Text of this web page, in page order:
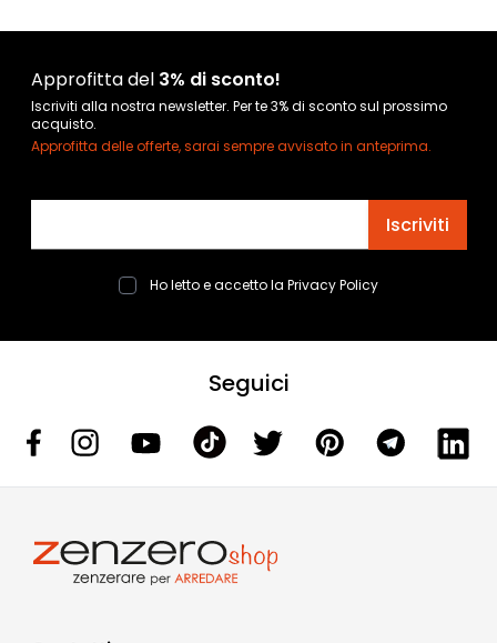
Approfitta del 3% di sconto!
Iscriviti alla nostra newsletter. Per te 3% di sconto sul prossimo
acquisto.
Approfitta delle offerte, sarai sempre avvisato in anteprima.
Iscriviti
Ho letto e accetto la Privacy Policy
Seguici